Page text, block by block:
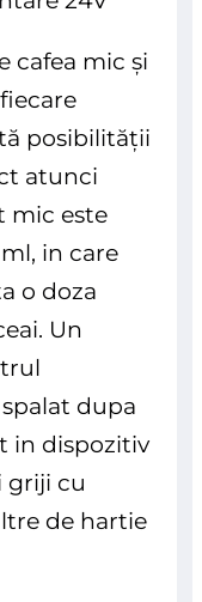
cafea mic și
posibilității
atunci
mic este
in care
o doza
Un
dupa
in dispozitiv
griji cu
de hartie